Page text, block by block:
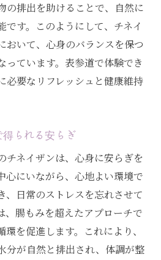
の排出を助けることで、自然に
です。このようにして、チネイ
おいて、心身のバランスを保つ
っています。表参道で体験でき
必要なリフレッシュと健康維持
られる安らぎ
チネイザンは、心身に安らぎを
心にいながら、心地よい環境で
、日常のストレスを忘れさせて
、腸もみを超えたアプローチで
を促進します。これにより、
分が自然と排出され、体調が整